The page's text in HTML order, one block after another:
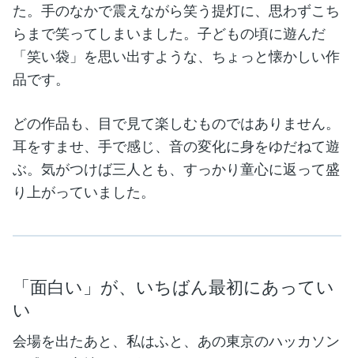
た。手のなかで震えながら笑う提灯に、思わずこち
らまで笑ってしまいました。子どもの頃に遊んだ
「笑い袋」を思い出すような、ちょっと懐かしい作
品です。
どの作品も、目で見て楽しむものではありません。
耳をすませ、手で感じ、音の変化に身をゆだねて遊
ぶ。気がつけば三人とも、すっかり童心に返って盛
り上がっていました。
「面白い」が、いちばん最初にあってい
い
会場を出たあと、私はふと、あの東京のハッカソン